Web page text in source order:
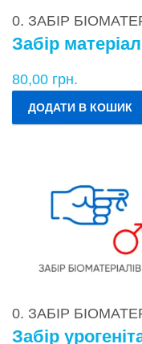
80,00 грн.
ДОДАТИ В КОШИК